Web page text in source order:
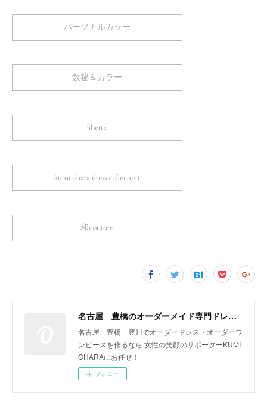
パーソナルカラー
数秘＆カラー
liberté
kumi ohara dress collection
和couture
名古屋 豊橋のオーダーメイド専門ドレスデザイナー KUMI OHARA
名古屋 豊橋 豊川でオーダードレス・オーダーワ
ンピースを作るなら 女性の笑顔のサポーターKUMI
OHARAにお任せ！
フォロー